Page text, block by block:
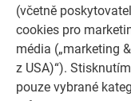
(včetně
cookies pro
média („marketing
z USA)“).
pouze vybrané